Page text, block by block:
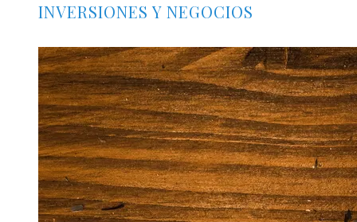
INVERSIONES Y NEGOCIOS